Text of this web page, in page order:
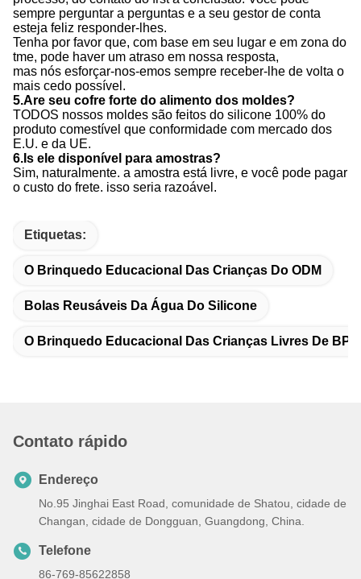
sempre perguntar a perguntas e a seu gestor de conta
esteja feliz responder-lhes.
Tenha por favor que, com base em seu lugar e em zona do
tme, pode haver um atraso em nossa resposta,
mas nós esforçar-nos-emos sempre receber-lhe de volta o
mais cedo possível.
5.Are seu cofre forte do alimento dos moldes?
TODOS nossos moldes são feitos do silicone 100% do
produto comestível que conformidade com mercado dos
E.U. e da UE.
6.Is ele disponível para amostras?
Sim, naturalmente. a amostra está livre, e você pode pagar
o custo do frete. isso seria razoável.
Etiquetas:
O Brinquedo Educacional Das Crianças Do ODM
Bolas Reusáveis Da Água Do Silicone
O Brinquedo Educacional Das Crianças Livres De BPA
Contato rápido
Endereço
No.95 Jinghai East Road, comunidade de Shatou, cidade de
Changan, cidade de Dongguan, Guangdong, China.
Telefone
86-769-85622858